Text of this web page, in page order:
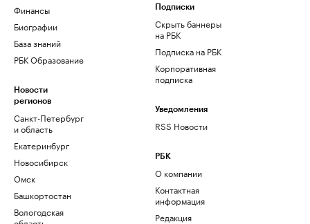
Финансы
Биографии
База знаний
РБК Образование
Новости
регионов
Санкт-Петербург
и область
Екатеринбург
Новосибирск
Омск
Башкортостан
Вологодская
Подписки
Скрыть баннеры
на РБК
Подписка на РБК
Корпоративная
подписка
Уведомления
RSS Новости
РБК
О компании
Контактная
информация
Редакция